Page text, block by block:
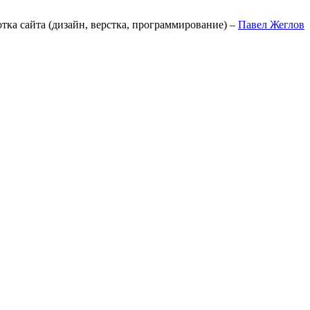
сайта (дизайн, верстка, программирование) – Павел Жеглов